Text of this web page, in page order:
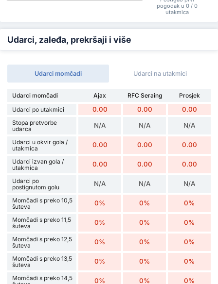
pogodak u 0 / 0
utakmica
Udarci, zaleđa, prekršaji i više
Udarci momčadi Udarci na utakmici
Udarci momčadi Ajax RFC Seraing
Prosjek
Udarci po utakmici
0.00 0.00 0.00
Stopa pretvorbe
udarca
N/A N/A N/A
Udarci u okvir gola /
utakmica
0.00 0.00 0.00
Udarci izvan gola /
utakmica
0.00 0.00 0.00
Udarci po
postignutom golu
N/A N/A N/A
Momčadi s preko 10,5
šuteva
0% 0% 0%
Momčadi s preko 11,5
šuteva
0% 0% 0%
Momčadi s preko 12,5
šuteva
0% 0% 0%
Momčadi s preko 13,5
šuteva
0% 0% 0%
Momčadi s preko 14,5
0% 0% 0%